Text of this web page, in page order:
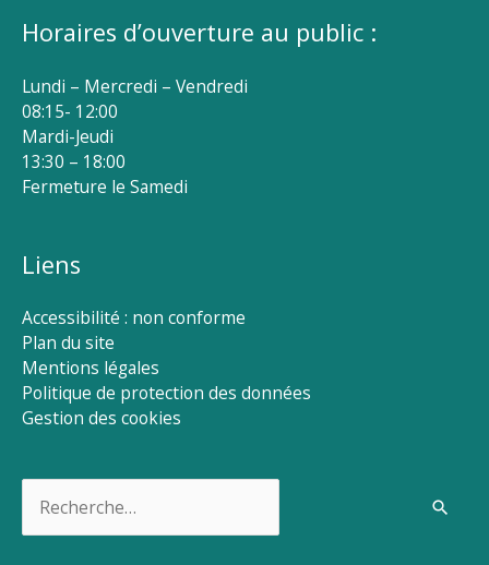
Horaires d’ouverture au public :
Lundi – Mercredi – Vendredi
08:15- 12:00
Mardi-Jeudi
13:30 – 18:00
Fermeture le Samedi
Liens
Accessibilité : non conforme
Plan du site
Mentions légales
Politique de protection des données
Gestion des cookies